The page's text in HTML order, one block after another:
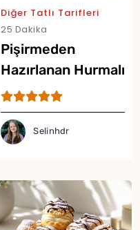
Diğer Tatlı Tarifleri
25 Dakika
Pişirmeden
Hazırlanan Hurmalı
Bar Tarifi
Selinhdr